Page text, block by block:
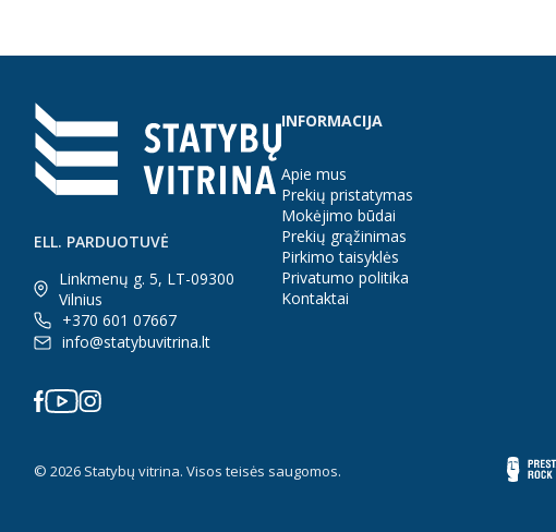
ELL. PARDUOTUVĖ
Linkmenų g. 5, LT-09300
Vilnius
+370 601 07667
info@statybuvitrina.lt
INFORMACIJA
Apie mus
Prekių pristatymas
Mokėjimo būdai
Prekių grąžinimas
Pirkimo taisyklės
Privatumo politika
Kontaktai
© 2026 Statybų vitrina. Visos teisės saugomos.